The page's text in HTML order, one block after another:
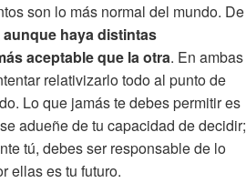
son lo más normal del mundo. De
haya distintas
aceptable que la otra. En ambas
relativizarlo todo al punto de
Lo que jamás te debes permitir es
adueñe de tu capacidad de decidir;
tú, debes ser responsable de lo
ellas es tu futuro.